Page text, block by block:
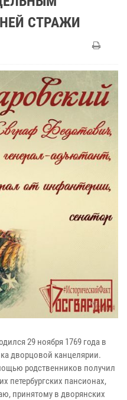
СТРАЖИ
29 ноября 1769 года в
дворцовой канцелярии.
родственников получил
петербургских пансионах,
принятому в дворянских